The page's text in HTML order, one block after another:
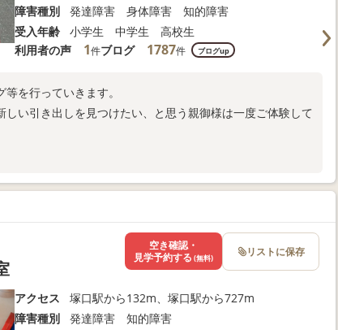
障害種別
発達障害 身体障害 知的障害
受入年齢
小学生 中学生 高校生
利用者の声
1件ブログ 1787件 ブログup
を行っていきます。
い引き出しを見つけたい、と思う親御様は一度ご体験して
アクセス
塚口駅から132m、塚口駅から727m
障害種別
発達障害 知的障害
空き確認・
見学予約する (無料) リストに保存